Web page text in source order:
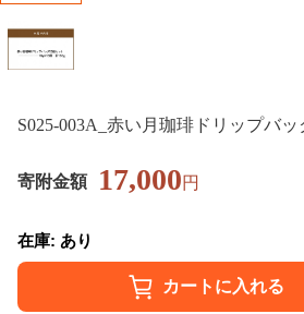
S025-003A_赤い月珈琲ドリップバ
寄附金額 17,000円
在庫: あり